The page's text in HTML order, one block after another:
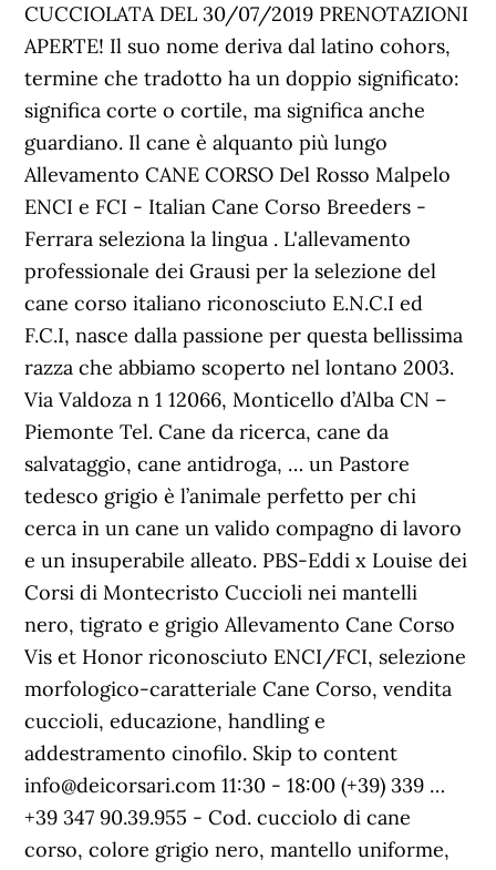
CUCCIOLATA DEL 30/07/2019 PRENOTAZIONI
APERTE! Il suo nome deriva dal latino cohors,
termine che tradotto ha un doppio significato:
significa corte o cortile, ma significa anche
guardiano. Il cane è alquanto più lungo
Allevamento CANE CORSO Del Rosso Malpelo
ENCI e FCI - Italian Cane Corso Breeders -
Ferrara seleziona la lingua . L'allevamento
professionale dei Grausi per la selezione del
cane corso italiano riconosciuto E.N.C.I ed
F.C.I, nasce dalla passione per questa bellissima
razza che abbiamo scoperto nel lontano 2003.
Via Valdoza n 1 12066, Monticello d’Alba CN –
Piemonte Tel. Cane da ricerca, cane da
salvataggio, cane antidroga, … un Pastore
tedesco grigio è l’animale perfetto per chi
cerca in un cane un valido compagno di lavoro
e un insuperabile alleato. PBS-Eddi x Louise dei
Corsi di Montecristo Cuccioli nei mantelli
nero, tigrato e grigio Allevamento Cane Corso
Vis et Honor riconosciuto ENCI/FCI, selezione
morfologico-caratteriale Cane Corso, vendita
cuccioli, educazione, handling e
addestramento cinofilo. Skip to content
info@deicorsari.com 11:30 - 18:00 (+39) 339 …
+39 347 90.39.955 - Cod. cucciolo di cane
corso, colore grigio nero, mantello uniforme,